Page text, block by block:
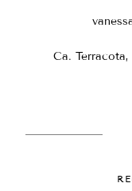
Ca. Terracota,